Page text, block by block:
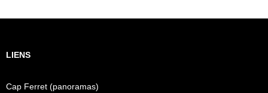
LIENS
Cap Ferret (panoramas)